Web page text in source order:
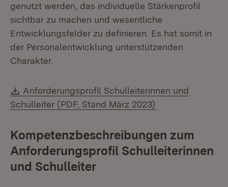
genutzt werden, das individuelle Stärkenprofil
sichtbar zu machen und wesentliche
Entwicklungsfelder zu definieren. Es hat somit in
der Personalentwicklung unterstützenden
Charakter.
Download:
Anforderungsprofil Schulleiterinnen und
Schulleiter (PDF, Stand März 2023)
Kompetenzbeschreibungen zum
Anforderungsprofil Schulleiterinnen
und Schulleiter